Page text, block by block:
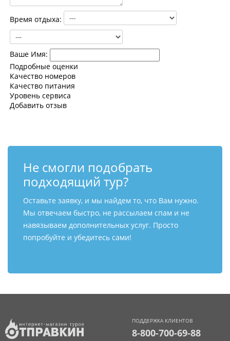
Время отдыха:
Ваше Имя:
Подробные оценки
Качество номеров
Качество питания
Уровень сервиса
Добавить отзыв
Не смогли подобрать
подходящий тур?
Оставьте заявку, и мы найдем то, что Вам нужно.
Мы отвечаем быстро, не рассылаем спам и не
навязываем дополнительных услуг. Просто
попробуйте и убедитесь сами!
ПОДДЕРЖКА КЛИЕНТОВ
8-800-700-69-88